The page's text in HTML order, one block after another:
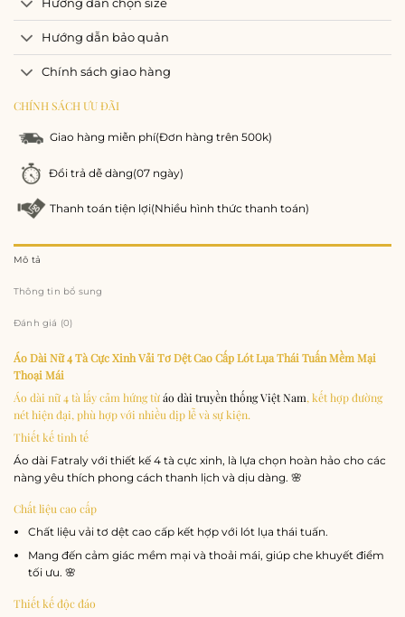
Hướng dẫn bảo quản
Chính sách giao hàng
CHÍNH SÁCH ƯU ĐÃI
Giao hàng miễn phí(Đơn hàng trên 500k)
Đổi trả dễ dàng(07 ngày)
Thanh toán tiện lợi(Nhiều hình thức thanh toán)
Mô tả
Thông tin bổ sung
Đánh giá (0)
Áo Dài Nữ 4 Tà Cực Xinh Vải Tơ Dệt Cao Cấp Lót Lụa Thái Tuấn Mềm Mại
Thoại Mái
Áo dài nữ 4 tà lấy cảm hứng từáo dài truyền thống Việt Nam, kết hợp đường
nét hiện đại, phù hợp với nhiều dịp lễ và sự kiện.
Thiết kế tinh tế
Áo dài Fatraly với thiết kế 4 tà cực xinh, là lựa chọn hoàn hảo cho các
nàng yêu thích phong cách thanh lịch và dịu dàng. 🌸
Chất liệu cao cấp
Chất liệu vải tơ dệt cao cấp kết hợp với lót lụa thái tuấn.
Mang đến cảm giác mềm mại và thoải mái, giúp che khuyết điểm
tối ưu. 🌸
Thiết kế độc đáo